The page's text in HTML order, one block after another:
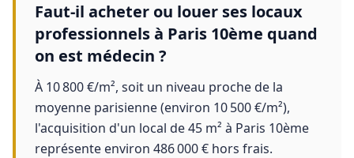
Faut-il acheter ou louer ses locaux
professionnels à Paris 10ème quand
on est médecin ?
À 10 800 €/m², soit un niveau proche de la
moyenne parisienne (environ 10 500 €/m²),
l'acquisition d'un local de 45 m² à Paris 10ème
représente environ 486 000 € hors frais.